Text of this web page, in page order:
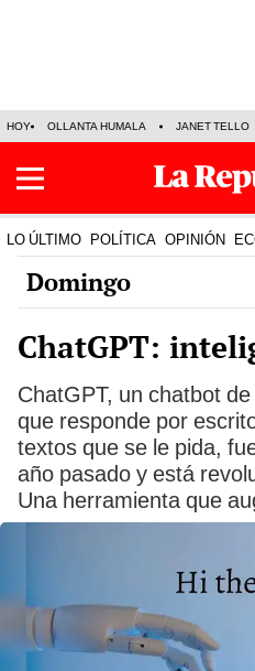
HOY OLLANTA HUMALA JANET TELLO
LO ÚLTIMO POLÍTICA OPINIÓN
Domingo
ChatGPT:
ChatGPT, un chatbot
que responde por
textos que se le pida,
año pasado y está
Una herramienta que